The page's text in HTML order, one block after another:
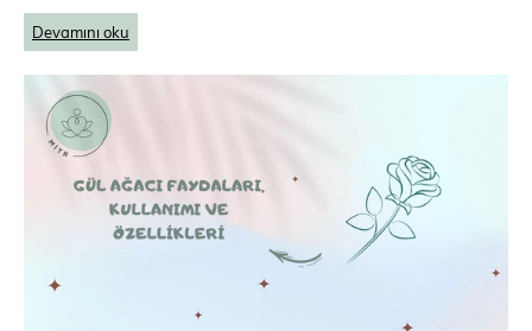
Devamını oku